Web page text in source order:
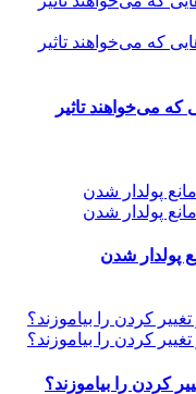
می‌خواهند تاثیر
کردن را بیاموزند؟